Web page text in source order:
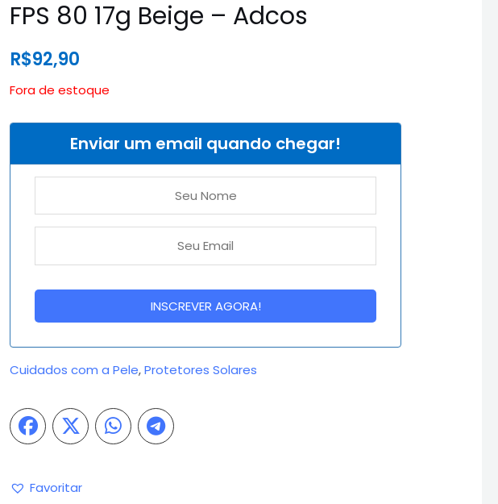
FPS 80 17g Beige – Adcos
R$92,90
Fora de estoque
Enviar um email quando chegar!
Cuidados com a Pele,Protetores Solares
Favoritar